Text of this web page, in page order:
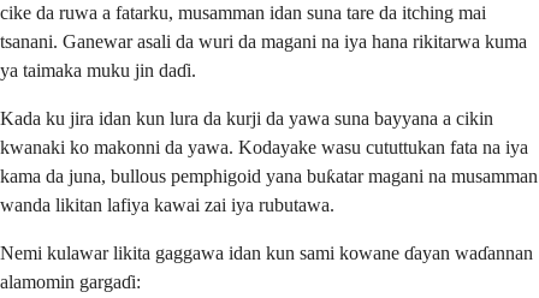
cike da ruwa a fatarku, musamman idan suna tare da itching mai
tsanani. Ganewar asali da wuri da magani na iya hana rikitarwa kuma
ya taimaka muku jin daɗi.
Kada ku jira idan kun lura da kurji da yawa suna bayyana a cikin
kwanaki ko makonni da yawa. Kodayake wasu cututtukan fata na iya
kama da juna, bullous pemphigoid yana buƙatar magani na musamman
wanda likitan lafiya kawai zai iya rubutawa.
Nemi kulawar likita gaggawa idan kun sami kowane ɗayan waɗannan
alamomin gargaɗi: